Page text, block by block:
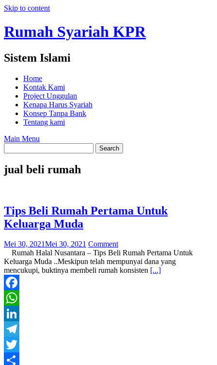
Skip to content
Rumah Syariah KPR
Sistem Islami
Home
Kontak Kami
Project Unggulan
Kenapa Harus Syariah
Konsep Tanpa Bank
Tentang kami
Main Menu
jual beli rumah
Tips Beli Rumah Pertama Untuk
Keluarga Muda
Mei 30, 2021Mei 30, 2021 Comment
Rumah Halal Nusantara – Tips Beli Rumah Pertama Untuk
Keluarga Muda ..Meskipun telah mempunyai dana yang
mencukupi, buktinya membeli rumah konsisten [...]
Facebook
WhatsApp
LinkedIn
Telegram
Twitter